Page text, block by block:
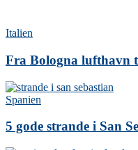
Italien
Fra Bologna lufthavn
Spanien
5 gode strande i San